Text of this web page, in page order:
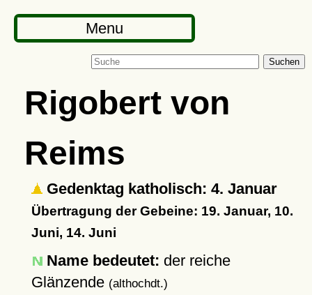
Menu
Suchen
Rigobert von
Reims
Gedenktag katholisch: 4. Januar
Übertragung der Gebeine: 19. Januar, 10.
Juni, 14. Juni
Name bedeutet: der reiche
Glänzende (althochdt.)